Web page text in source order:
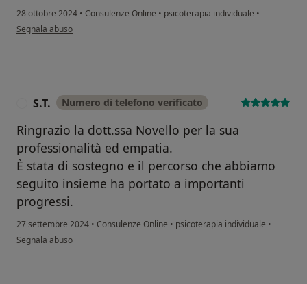
28 ottobre 2024 • Consulenze Online • psicoterapia individuale •
secondo l'opinione dell'utente A.P
Segnala abuso
S.T. Numero di telefono verificato
Ringrazio la dott.ssa Novello per la sua
professionalità ed empatia.
È stata di sostegno e il percorso che abbiamo
seguito insieme ha portato a importanti
progressi.
27 settembre 2024 • Consulenze Online • psicoterapia individuale •
secondo l'opinione dell'utente S.T.
Segnala abuso